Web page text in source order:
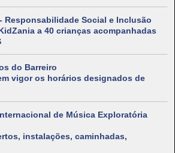
Responsabilidade Social e Inclusão
a 40 crianças acompanhadas
do Barreiro
vigor os horários designados de
de Música Exploratória
instalações, caminhadas,